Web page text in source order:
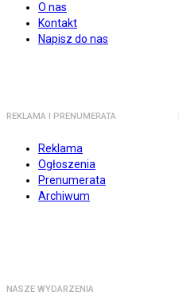
O nas
Kontakt
Napisz do nas
REKLAMA I PRENUMERATA
Reklama
Ogłoszenia
Prenumerata
Archiwum
NASZE WYDARZENIA